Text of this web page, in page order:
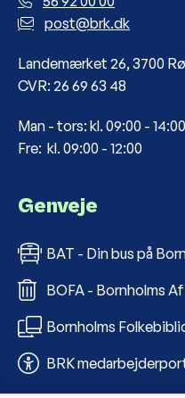
post@brk.dk
Landemærket 26, 3700
CVR: 26 69 63 48
Man - tors: kl. 09:00 - 14:00
Fre: kl. 09:00 - 12:00
Genveje
BAT - Din bus på
BOFA - Bornholms
Bornholms
BRK